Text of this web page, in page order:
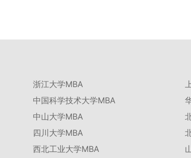
力。（二）加
载体，推动校
案例库与优质
与学术交流学
生参与创新实
系列突破，体
浙江大学MBA
中国科学技术大学MBA
中山大学MBA
四川大学MBA
西北工业大学MBA